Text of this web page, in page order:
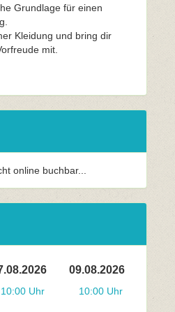
Grundlage für einen
Kleidung und bring dir
mit.
online buchbar...
10:00 Uhr
09.08.2026
10:00 Uhr